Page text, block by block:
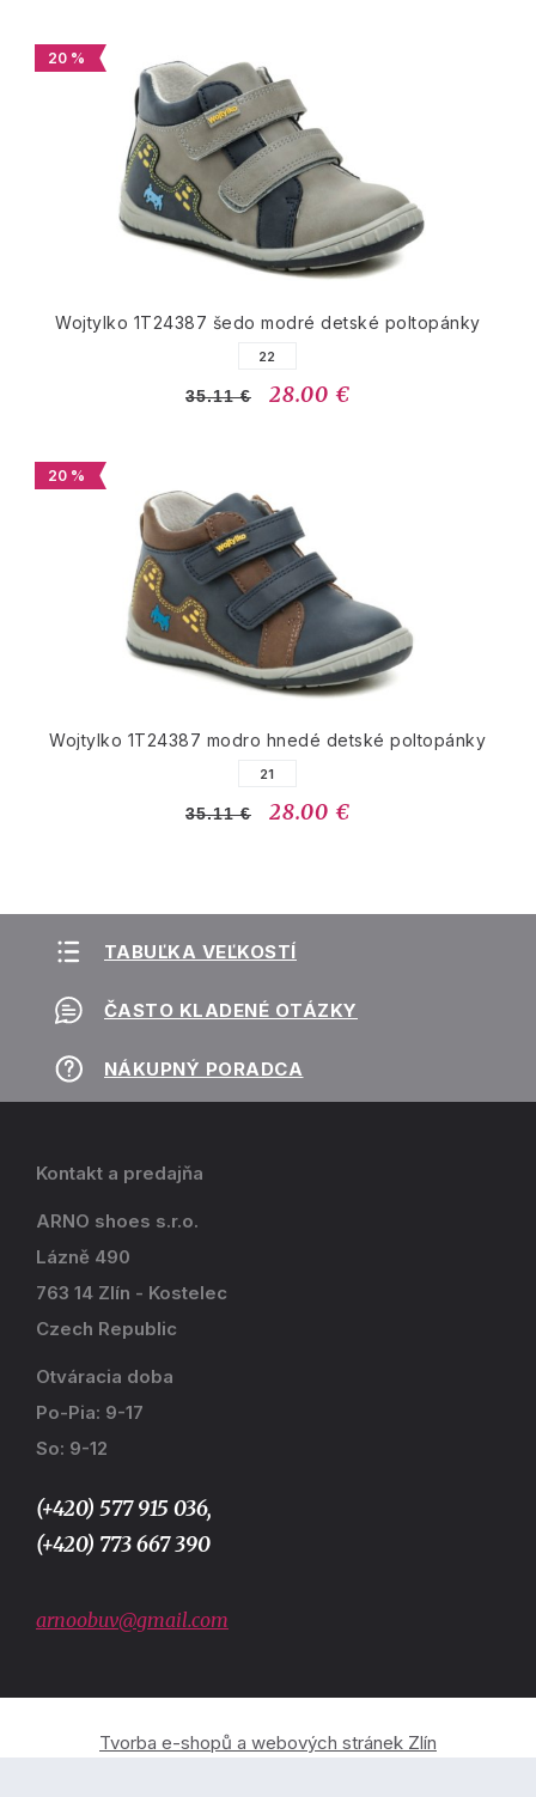
20 %
Wojtylko 1T24387 šedo modré detské poltopánky
22
35.11 € 28.00 €
20 %
Wojtylko 1T24387 modro hnedé detské poltopánky
21
35.11 € 28.00 €
TABUĽKA VEĽKOSTÍ
ČASTO KLADENÉ OTÁZKY
NÁKUPNÝ PORADCA
Kontakt a predajňa
ARNO shoes s.r.o.
Lázně 490
763 14 Zlín - Kostelec
Czech Republic
Otváracia doba
Po-Pia: 9-17
So: 9-12
(+420) 577 915 036,
(+420) 773 667 390
arnoobuv@gmail.com
Tvorba e-shopů a webových stránek Zlín